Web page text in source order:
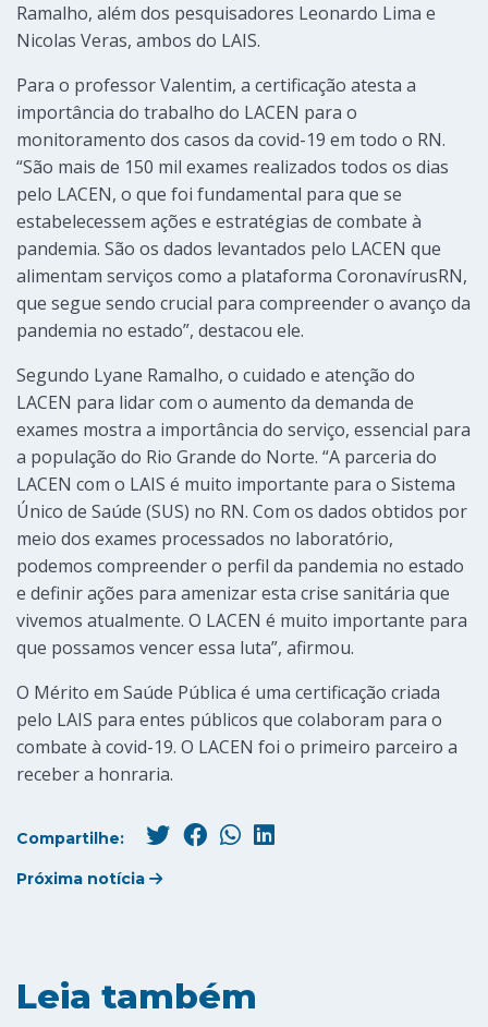
Ramalho, além dos pesquisadores Leonardo Lima e
Nicolas Veras, ambos do LAIS.
Para o professor Valentim, a certificação atesta a
importância do trabalho do LACEN para o
monitoramento dos casos da covid-19 em todo o RN.
“São mais de 150 mil exames realizados todos os dias
pelo LACEN, o que foi fundamental para que se
estabelecessem ações e estratégias de combate à
pandemia. São os dados levantados pelo LACEN que
alimentam serviços como a plataforma CoronavírusRN,
que segue sendo crucial para compreender o avanço da
pandemia no estado”, destacou ele.
Segundo Lyane Ramalho, o cuidado e atenção do
LACEN para lidar com o aumento da demanda de
exames mostra a importância do serviço, essencial para
a população do Rio Grande do Norte. “A parceria do
LACEN com o LAIS é muito importante para o Sistema
Único de Saúde (SUS) no RN. Com os dados obtidos por
meio dos exames processados no laboratório,
podemos compreender o perfil da pandemia no estado
e definir ações para amenizar esta crise sanitária que
vivemos atualmente. O LACEN é muito importante para
que possamos vencer essa luta”, afirmou.
O Mérito em Saúde Pública é uma certificação criada
pelo LAIS para entes públicos que colaboram para o
combate à covid-19. O LACEN foi o primeiro parceiro a
receber a honraria.
Compartilhe:
Próxima notícia
Leia também